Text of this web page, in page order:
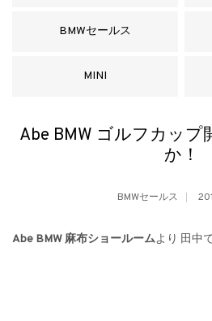
BMWセールス
MINI
Abe BMW ゴルフカッ
か！
BMWセールス
Abe BMW 麻布ショールームより 田中